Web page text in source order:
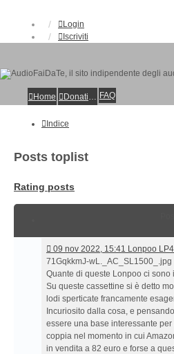
Login
Iscriviti
Home Donations FAQ
Indice
Posts toplist
Rating posts
09
nov
2022,
15:41 Lonpoo
LP42
TWEAK!
09 nov 2022, 15:41 Lonpoo
71GqkkmJ-wL._AC_SL1500_.jpg
Quante di queste Lonpoo ci sono
Su queste cassettine si è detto
lodi sperticate francamente
Incuriosito dalla cosa, e
essere una base interessante
coppia nel momento in cui
in vendita a 82 euro e forse a